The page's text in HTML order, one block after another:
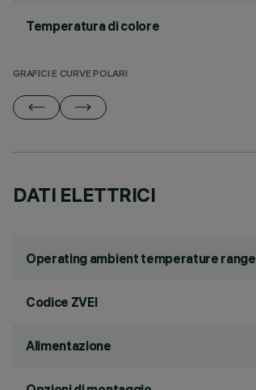
Temperatura di colore
GRAFICI E CURVE POLARI
DATI ELETTRICI
Operating ambient temperature range
Codice ZVEI
Alimentazione